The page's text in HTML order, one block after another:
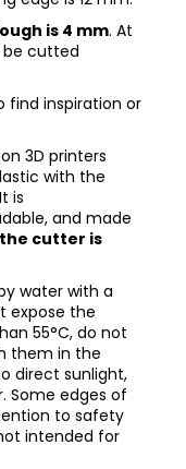
is 4 mm. At
be cutted
find inspiration or
3D printers
with the
is
and made
cutter is
water with a
expose the
55°C, do not
them in the
direct sunlight,
Some edges of
to safety
intended for